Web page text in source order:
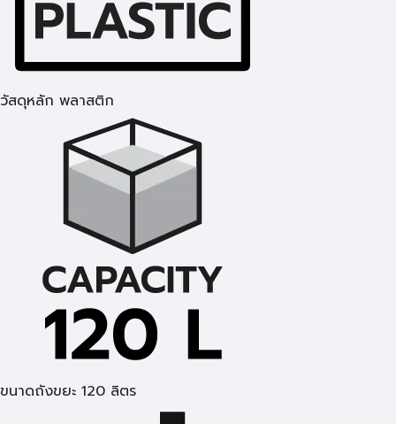
วัสดุหลัก พลาสติก
ขนาดถังขยะ 120 ลิตร